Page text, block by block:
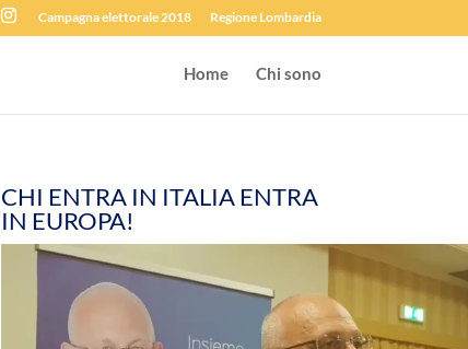
Campagna elettorale 2018 Regione Lombardia
Home Chi sono
CHI ENTRA IN ITALIA ENTRA
IN EUROPA!